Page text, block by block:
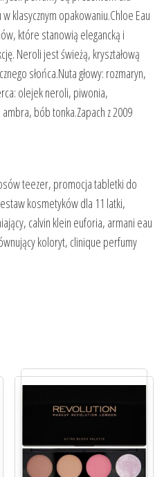
klasycznym opakowaniu.Chloe Eau
które stanowią elegancką i
Neroli jest świeżą, kryształową
słońca.Nuta głowy: rozmaryn,
olejek neroli, piwonia,
bób tonka.Zapach z 2009
teezer, promocja tabletki do
kosmetyków dla 11 latki,
calvin klein euforia, armani eau
koloryt, clinique perfumy